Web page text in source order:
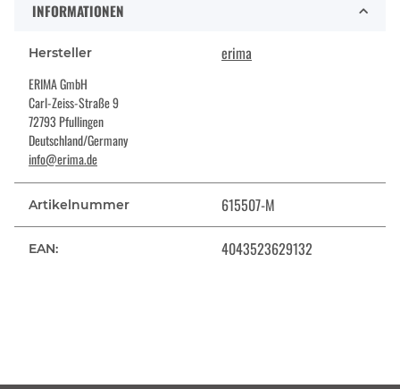
INFORMATIONEN
Hersteller erima
ERIMA GmbH
Carl-Zeiss-Straße 9
72793 Pfullingen
Deutschland/Germany
info@erima.de
Artikelnummer 615507-M
EAN: 4043523629132